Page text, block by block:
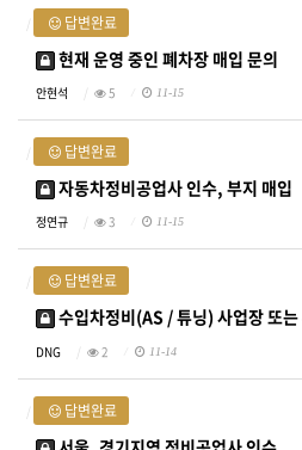
답변완료
현재 운영 중인 폐차장 매입 문의
안현석 5 11-15
답변완료
자동차정비공업사 인수, 부지 매입
정연규 3 11-15
답변완료
수입차정비(AS / 튜닝) 사업장 또
DNG 2 11-14
답변완료